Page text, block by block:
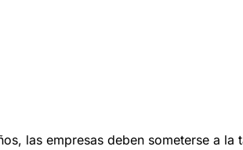
las empresas deben someterse a la